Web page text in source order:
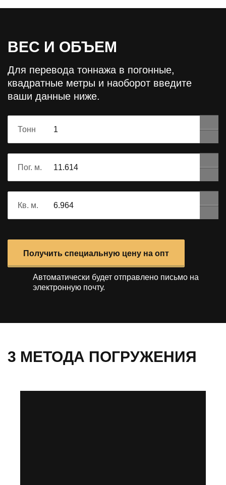
ВЕС И ОБЪЕМ
Для перевода тоннажа в погонные,
квадратные метры и наоборот введите
ваши данные ниже.
Тонн
Пог. м.
Кв. м.
Получить специальную цену на опт
Автоматически будет отправлено письмо на
электронную почту.
3 МЕТОДА ПОГРУЖЕНИЯ